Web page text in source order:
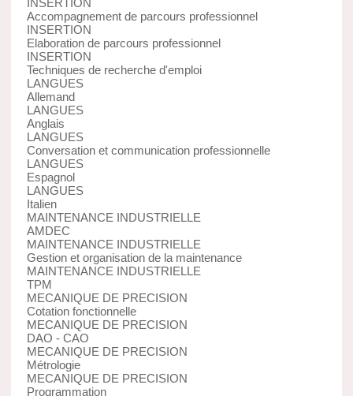
Accompagnement de parcours professionnel
INSERTION
Elaboration de parcours professionnel
INSERTION
Techniques de recherche d'emploi
LANGUES
Allemand
LANGUES
Anglais
LANGUES
Conversation et communication professionnelle
LANGUES
Espagnol
LANGUES
Italien
MAINTENANCE INDUSTRIELLE
AMDEC
MAINTENANCE INDUSTRIELLE
Gestion et organisation de la maintenance
MAINTENANCE INDUSTRIELLE
TPM
MECANIQUE DE PRECISION
Cotation fonctionnelle
MECANIQUE DE PRECISION
DAO - CAO
MECANIQUE DE PRECISION
Métrologie
MECANIQUE DE PRECISION
Programmation